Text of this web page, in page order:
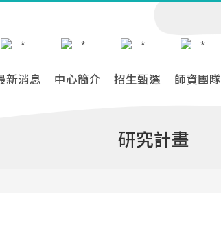
新消息 中心簡介 招生甄選 師資團隊
研究計畫